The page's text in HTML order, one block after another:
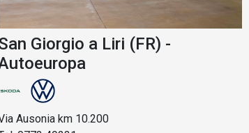
Giorgio a Liri (FR) -
Ausonia km 10.200